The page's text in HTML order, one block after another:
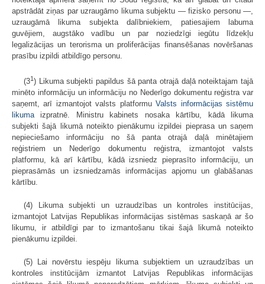
apstrādāt ziņas par uzraugāmo likuma subjektu — fizisko personu —,
uzraugāmā likuma subjekta dalībniekiem, patiesajiem labuma
guvējiem, augstāko vadību un par noziedzīgi iegūtu līdzekļu
legalizācijas un terorisma un proliferācijas finansēšanas novēršanas
prasību izpildi atbildīgo personu.
(31) Likuma subjekti papildus šā panta otrajā daļā noteiktajam tajā
minēto informāciju un informāciju no Nederīgo dokumentu reģistra var
saņemt, arī izmantojot valsts platformuValsts informācijas sistēmu
likumaizpratnē. Ministru kabinets nosaka kārtību, kādā likuma
subjekti šajā likumā noteikto pienākumu izpildei pieprasa un saņem
nepieciešamo informāciju no šā panta otrajā daļā minētajiem
reģistriem un Nederīgo dokumentu reģistra, izmantojot valsts
platformu, kā arī kārtību, kādā izsniedz pieprasīto informāciju, un
pieprasāmās un izsniedzamās informācijas apjomu un glabāšanas
kārtību.
(4) Likuma subjekti un uzraudzības un kontroles institūcijas,
izmantojot Latvijas Republikas informācijas sistēmas saskaņā ar šo
likumu, ir atbildīgi par to izmantošanu tikai šajā likumā noteikto
pienākumu izpildei.
(5) Lai novērstu iespēju likuma subjektiem un uzraudzības un
kontroles institūcijām izmantot Latvijas Republikas informācijas